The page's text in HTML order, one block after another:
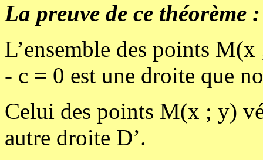
La preuve de ce théorème :
L’ensemble des points
- c = 0 est une droite que
Celui des points M(x ; y)
autre droite D’.